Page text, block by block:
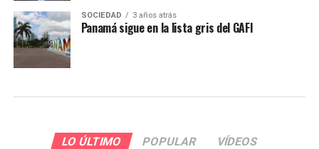
SOCIEDAD 3 años atrás
Panamá sigue en la lista gris del GAFI
LO ÚLTIMO POPULAR VÍDEOS